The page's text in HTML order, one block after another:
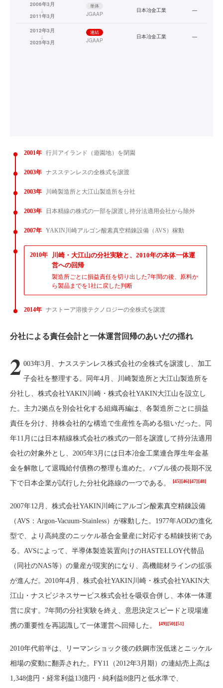
2006年3月
↓
2011年3月
単体
JGAAP
日本冶金工業 —
2012年3月
↓
2025年3月
連結
JGAAP
日本冶金工業 —
2001年 行川アイランド（遊園地）を閉園
2003年 ナスステンレスの全株式を譲渡
2003年 川崎製造所と大江山製造所を分社
2003年 日本精線の株式の一部を譲渡し持分法適用会社から除外
2007年 YAKIN川崎アルゴン酸素真空精錬設備（AVS）稼動
2010年
川崎・大江山の分社実験と、2010年の本体一体運
営への回帰
製造所ごとに損益責任を切り出した7年間の後、原料か
ら製品までを1社に戻した判断
2014年 ナストーア溶接テクノロジーの全株式を譲渡
分社による責任会計と一体運営回帰のあいだの揺れ
2 003年3月、ナスステンレス株式会社の全株式を譲渡し、加工
子会社を整理する。同年4月、川崎製造所と大江山製造所を
分社し、株式会社YAKIN川崎・株式会社YAKIN大江山を設立し
た。主力2拠点を別会社化する組織再編は、各製造所ごとに損益
責任を分け、持株会社的な構造で生産性を高める狙いだった。同
年11月には日本精線株式会社の株式の一部を譲渡して持分法適用
会社の対象外とし、2005年3月には日本冶金工業連合厚生年金基
金を解散して退職給付債務の整理も進めた。バブル後の長期不況
下で日本企業が試行した分社化路線の一つである。
[45][46][47][48]
2007年12月、株式会社YAKIN川崎にアルゴン酸素真空精錬設備
（AVS：Argon-Vacuum-Stainless）が稼動した。1977年AODの進化
型で、より高純度のニッケル基合金量産に対応する精錬技術であ
る。AVSによって、半導体製造装置向けのHASTELLOY代替品
（同社のNAS等）の量産が現実的になり、高機能材ラインの拡張
が進んだ。2010年4月、株式会社YAKIN川崎・株式会社YAKIN大
江山・ナスビジネスサービス株式会社を吸収合併し、本体一体運
営に戻す。7年間の分社実験を終え、意思決定スピードと現場連
携の重要性を再認識して一体運営へ回帰した。
[49][50][51]
2010年代前半は、リーマンショック後の鉄鋼市況低迷とニッケル
相場の変動に翻弄された。FY11（2012年3月期）の連結売上高は
1,348億円・経常利益13億円・純利益8億円と低水準で、